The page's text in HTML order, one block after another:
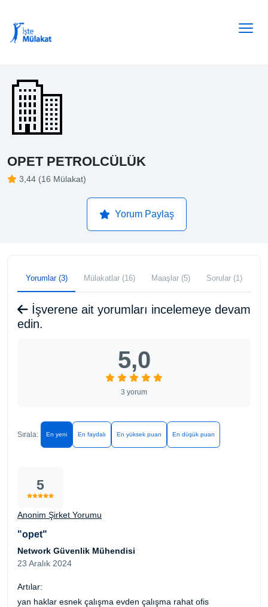
OPET PETROLCÜLÜK
3,44 (16 Mülakat)
Yorum Paylaş
Yorumlar (3) Mülakatlar (16) Maaşlar (5) Sorular (1)
İşverene ait yorumları incelemeye devam
edin.
5,0
3 yorum
Sırala: En yeni En faydalı En yüksek puan En düşük puan
5
Anonim Şirket Yorumu
"opet"
Network Güvenlik Mühendisi
23 Aralık 2024
Artılar:
yan haklar esnek çalışma evden çalışma rahat ofis